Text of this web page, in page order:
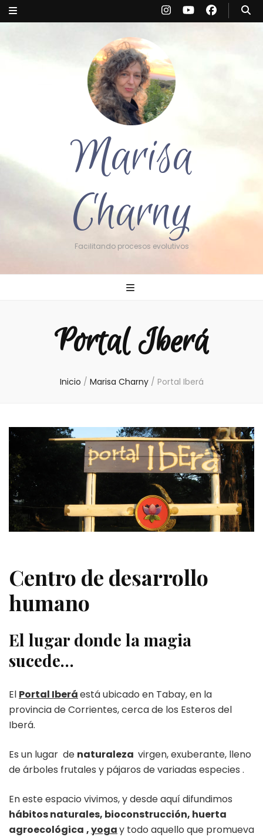
Marisa
Charny
Facilitando procesos evolutivos
Portal Iberá
Inicio / Marisa Charny / Portal Iberá
Centro de desarrollo
humano
El lugar donde la magia
sucede…
El Portal Iberáestá ubicado en Tabay, en la
provincia de Corrientes, cerca de los Esteros del
Iberá.
Es un lugar de naturaleza virgen, exuberante, lleno
de árboles frutales y pájaros de variadas especies .
En este espacio vivimos, y desde aquí difundimos
hábitos naturales, bioconstrucción, huerta
agroecológica ,yogay todo aquello que promueva